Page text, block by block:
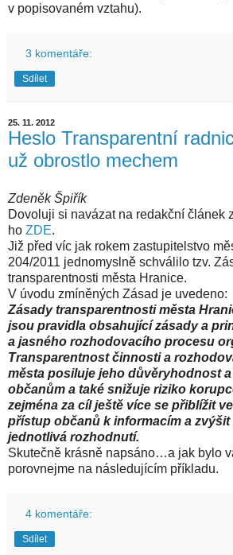
v popisovaném vztahu).
3 komentáře:
Sdílet
25. 11. 2012
Heslo Transparentní
už obrostlo mechem
Zdeněk Špiřík
Dovoluji si navázat na redakční článek
ho ZDE.
Již před víc jak rokem zastupitelstvo
204/2011 jednomyslně schválilo tzv.
transparentnosti města Hranice.
V úvodu zmíněných Zásad je uvedeno:
Zásady transparentnosti města
jsou pravidla obsahující zásadya
a jasného rozhodovacího procesu
Transparentnost činnosti a
města posiluje jeho důvěryhodnost
občanům a také snižuje riziko
zejména za cíl ještě více se přiblížit
přístup občanů k informacím a
jednotlivá rozhodnutí.
Skutečně krásně napsáno…a jak bylo
porovnejme na následujícím příkladu.
4 komentáře:
Sdílet